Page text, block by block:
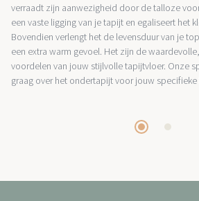
verraadt zijn aanwezigheid door de talloze
een vaste ligging van je tapijt en egaliseert het
Bovendien verlengt het de levensduur van je
een extra warm gevoel. Het zijn de
voordelen van jouw stijlvolle tapijtvloer. Onze
graag over het ondertapijt voor jouw